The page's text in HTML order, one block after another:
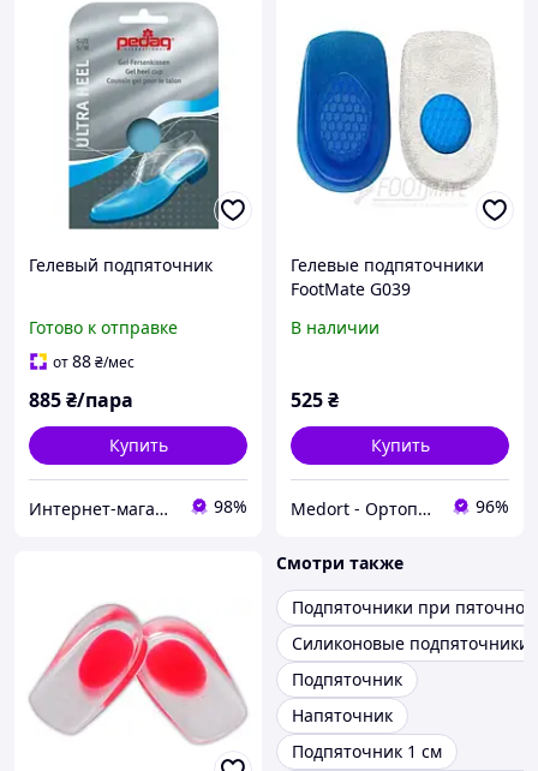
Гелевый подпяточник
Готово к отправке
от88₴/мес
885₴/пара
Купить
Интернет-магазин медтехники и товаров для здоровья ВаМторг 98%
Гелевые подпяточники
FootMate G039
В наличии
525₴
Купить
Medort - Ортопедическая продукция, товары для здоровья 96%
Смотри также
Подпяточники при
Силиконовые подпяточники
Подпяточник
Напяточник
Подпяточник 1 см